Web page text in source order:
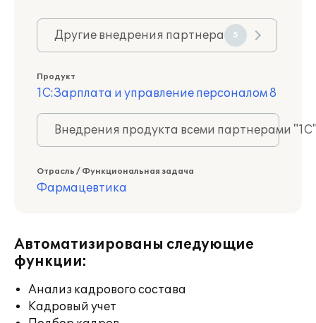
Другие внедрения партнера 5
Продукт
1С:Зарплата и управление персоналом 8
Внедрения продукта всеми партнерами
Отрасль / Функциональная задача
Фармацевтика
Автоматизированы следующие
функции:
Анализ кадрового состава
Кадровый учет